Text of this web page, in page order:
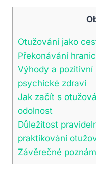
Otužování jako
Překonávání
Výhody a
psychické zdraví
Jak začít s
odolnost
Důležitost
praktikování
Závěrečné